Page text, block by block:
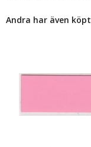
Andra har även köpt